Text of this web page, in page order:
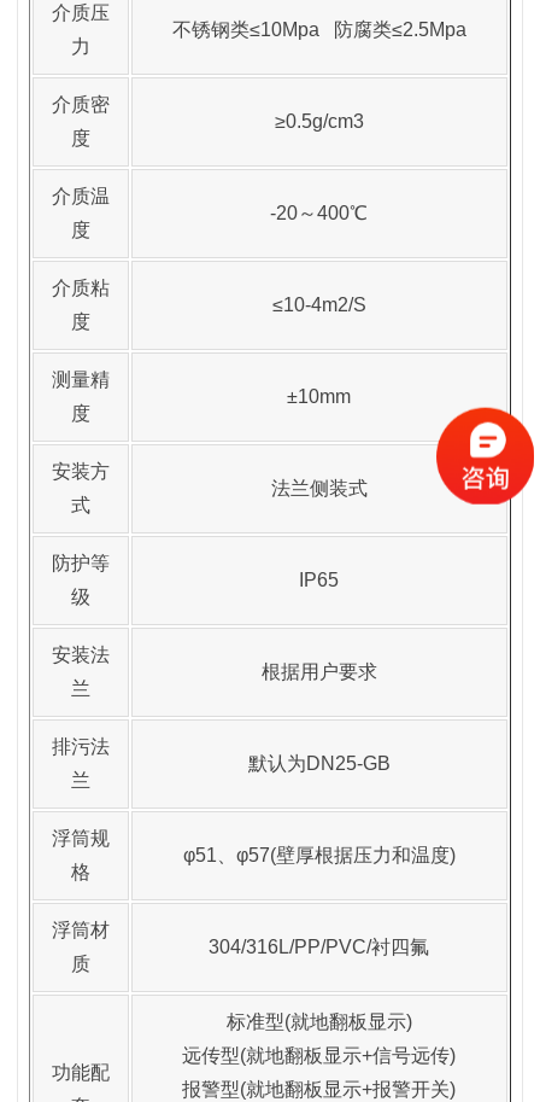
介质压
力
不锈钢类≤10Mpa 防腐类≤2.5Mpa
介质密
度
≥0.5g/cm3
介质温
度
-20～400℃
介质粘
度
≤10-4m2/S
测量精
度
±10mm
安装方
式
法兰侧装式
防护等
级
IP65
安装法
兰
根据用户要求
排污法
兰
默认为DN25-GB
浮筒规
格
φ51、φ57(壁厚根据压力和温度)
浮筒材
质
304/316L/PP/PVC/衬四氟
功能配
标准型(就地翻板显示)
远传型(就地翻板显示+信号远传)
报警型(就地翻板显示+报警开关)